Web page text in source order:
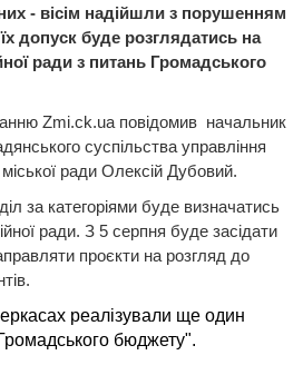
- вісім надійшли з порушенням
допуск буде розглядатись на
ради з питань Громадського
Zmi.ck.ua повідомив начальник
суспільства управління
міської ради Олексій Дубовий.
за категоріями буде визначатись
ради. З 5 серпня буде засідати
проєкти на розгляд до
реалізували ще один
бюджету".